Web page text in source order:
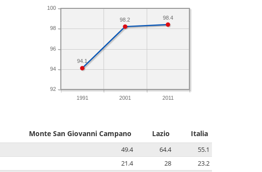
1991 2001 2011
92
94
96
98
100
98.4
98.2
94.1
Monte San Giovanni Campano Lazio Italia
49.4 64.4
55.1
21.4 28
23.2